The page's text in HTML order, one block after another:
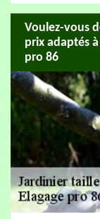
Voulez-vous
prix adaptés
pro 86